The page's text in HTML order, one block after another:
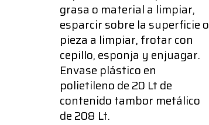
grasa o material a limpiar,
esparcir sobre la superficie o
pieza a limpiar, frotar con
cepillo, esponja y enjuagar.
Envase plástico en
polietileno de 20 Lt de
contenido tambor metálico
de 208 Lt.